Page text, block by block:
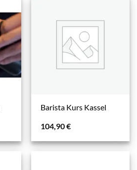
Barista Kurs Kassel
104,90€